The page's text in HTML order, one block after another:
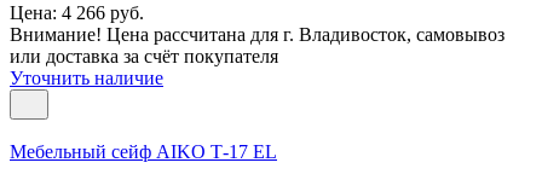
Цена: 4 266 руб.
Внимание! Цена рассчитана для г. Владивосток, самовывоз
или доставка за счёт покупателя
Уточнить наличие
Мебельный сейф AIKO Т-17 EL